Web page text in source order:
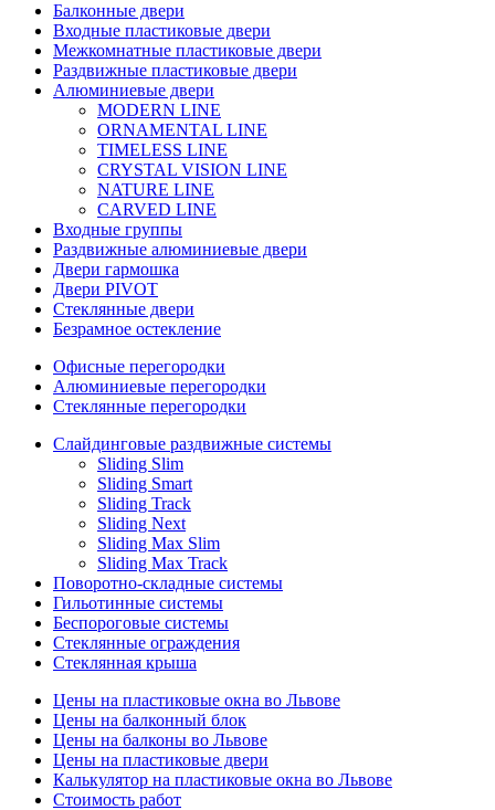
Балконные двери
Входные пластиковые двери
Межкомнатные пластиковые двери
Раздвижные пластиковые двери
Алюминиевые двери
MODERN LINE
ORNAMENTAL LINE
TIMELESS LINE
CRYSTAL VISION LINE
NATURE LINE
CARVED LINE
Входные группы
Раздвижные алюминиевые двери
Двери гармошка
Двери PIVOT
Стеклянные двери
Безрамное остекление
Офисные перегородки
Алюминиевые перегородки
Стеклянные перегородки
Слайдинговые раздвижные системы
Sliding Slim
Sliding Smart
Sliding Track
Sliding Next
Sliding Max Slim
Sliding Max Track
Поворотно-складные системы
Гильотинные системы
Беспороговые системы
Стеклянные ограждения
Стеклянная крыша
Цены на пластиковые окна во Львове
Цены на балконный блок
Цены на балконы во Львове
Цены на пластиковые двери
Калькулятор на пластиковые окна во Львове
Стоимость работ